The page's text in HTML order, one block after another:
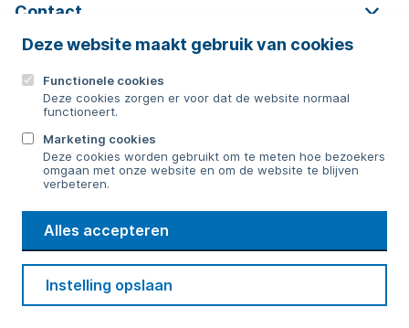
Deze website maakt gebruik van cookies
Functionele cookies
Deze cookies zorgen er voor dat de website normaal
functioneert.
Marketing cookies
Deze cookies worden gebruikt om te meten hoe bezoekers
omgaan met onze website en om de website te blijven
verbeteren.
Alles accepteren
Instelling opslaan
Contact
Contact
Bericht sturen
WMD
Drinkwater
Cookie voorkeuren
Privacy Disclaimer